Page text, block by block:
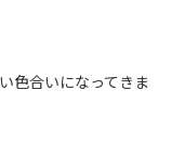
色合いになってきま